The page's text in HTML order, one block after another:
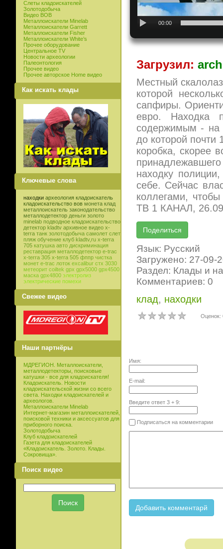
Слеты кладоискателей
Золотодобыча
Видео ВОВ
Металлоискатели Minelab
Металлоискатели Garrett
Металлоискатели Fisher
Металлоискатели White’s
Прочее оборудование
Центральное TV
Новости археологии
Палеонтология
Прочее видео
Прочее авторское Home видео
Как искать клады
Ключевые слова
находки археология кладоискатель
кладоискательство вов монета клад
металлоискатель законодательство
металлодетектор деньги золото
minelab подводное кладоискательство
детектор kladtv архивное видео x-
terra танк золотодобыча самолет слет
пляж обучение клуб kladtv,ru x-terra
705 катушка авто дискриминация
реставрация металлодетектор e-trac
x-terra 305 x-terra 505 фппр чистка
монет e-trac лоток excalibur стх 3030
метеорит coiltek gpx gpx5000 gpx4500
маска gpx4800 электролиз
электрические помехи
Свежее видео
Наши партнёры
МДРЕГИОН. Металлоискатели,
металлодетекторы, поисковые
катушки - все для кладоискателя!
Кладоискатель. Новости
кладоискательской жизни со всего
света. Находки кладоискателей и
археологов.
Металлоискатели Minelab
Интернет-магазин металлоискателей,
поисковой техники и аксессуатов для
приборного поиска.
Золотодобыча
Клуб кладоискателей
Газета для кладоискателей
«Кладоискатель. Золото. Клады.
Сокровища».
Поиск видео
00:00
Загрузил:
Местный
которой
сапфиры.
евро. Находка
содержимым - на
до которой почти
коробка, скорее
находку
себе. Сейчас
коллегами,
ТВ 1 КАНАЛ,
Язык: Русский
Загружено: 27-09-
Раздел: Клады и
Комментариев: 0
клад, находки
Оценок:
Имя:
E-mail:
Введите ответ 3+ 9:
Подписаться на комментарии